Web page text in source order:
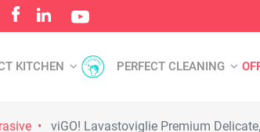
KITCHEN PERFECT CLEANING
viGO! Lavastoviglie Premium